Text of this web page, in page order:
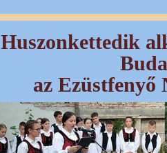
Huszonkettedik
az Ezüstfenyő